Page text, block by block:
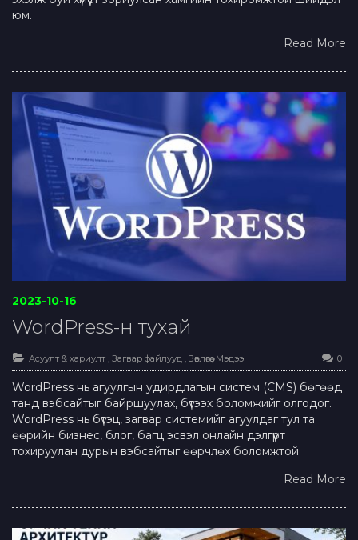
юм.
Read More
2023-10-16
WordPress-н тухай
Асуулт & хариулт Загвар файлууд Зөвлөгөө,Мэдээ 0
WordPress нь агуулгын удирдлагын систем (CMS) бөгөөд
танд вэбсайтыг байршуулах, бүтээх боломжийг олгодог.
WordPress нь бүтэц, загвар системийг агуулдаг тул та
өөрийн бизнес, блог, багц эсвэл онлайн дэлгүүрт
тохируулан дурын вэбсайтыг өөрчлөх боломжтой
Read More